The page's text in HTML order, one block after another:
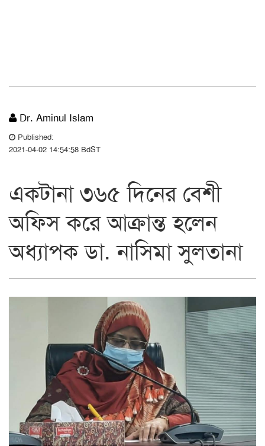
Dr. Aminul Islam
Published:
2021-04-02 14:54:58 BdST
একটানা ৩৬৫ দিনের বেশী
অফিস করে আক্রান্ত হলেন
অধ্যাপক ডা. নাসিমা সুলতানা